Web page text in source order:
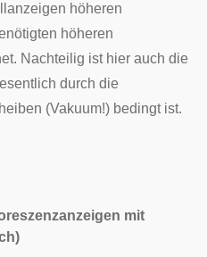
höheren
höheren
Nachteilig ist hier auch die
durch die
(Vakuum!) bedingt ist.
mit